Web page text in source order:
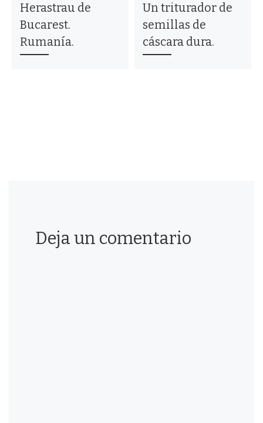
Herastrau de
Bucarest.
Rumanía.
Un triturador de
semillas de
cáscara dura.
Deja un comentario